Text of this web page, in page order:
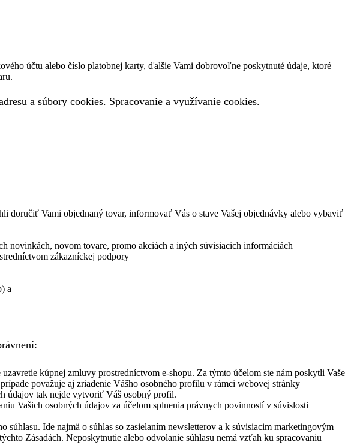
účtu alebo číslo platobnej karty, ďalšie Vami dobrovoľne poskytnuté údaje, ktoré
a súbory cookies. Spracovanie a využívanie cookies.
doručiť Vami objednaný tovar, informovať Vás o stave Vašej objednávky alebo vybaviť
novinkách, novom tovare, promo akciách a iných súvisiacich informáciách
zákazníckej podpory
a
kúpnej zmluvy prostredníctvom e-shopu. Za týmto účelom ste nám poskytli Vaše
považuje aj zriadenie Vášho osobného profilu v rámci webovej stránky
údajov tak nejde vytvoriť Váš osobný profil.
Vašich osobných údajov za účelom splnenia právnych povinností v súvislosti
súhlasu. Ide najmä o súhlas so zasielaním newsletterov a k súvisiacim marketingovým
Zásadách. Neposkytnutie alebo odvolanie súhlasu nemá vzťah ku spracovaniu